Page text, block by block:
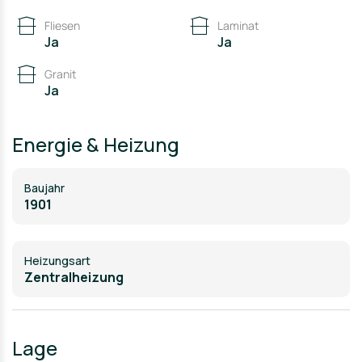
und zusätzlichem Ausbaupotenzial macht diese Immo
Fliesen
Ja
Laminat
Ja
Granit
Ja
Energie & Heizung
Baujahr
1901
Heizungsart
Zentralheizung
Lage